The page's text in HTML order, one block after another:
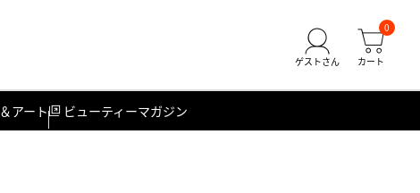
0
アート ビューティーマガジン